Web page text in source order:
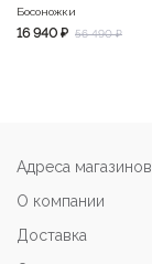
Босоножки
16 940 ₽ 56 490 ₽
Адреса магазинов
О компании
Доставка